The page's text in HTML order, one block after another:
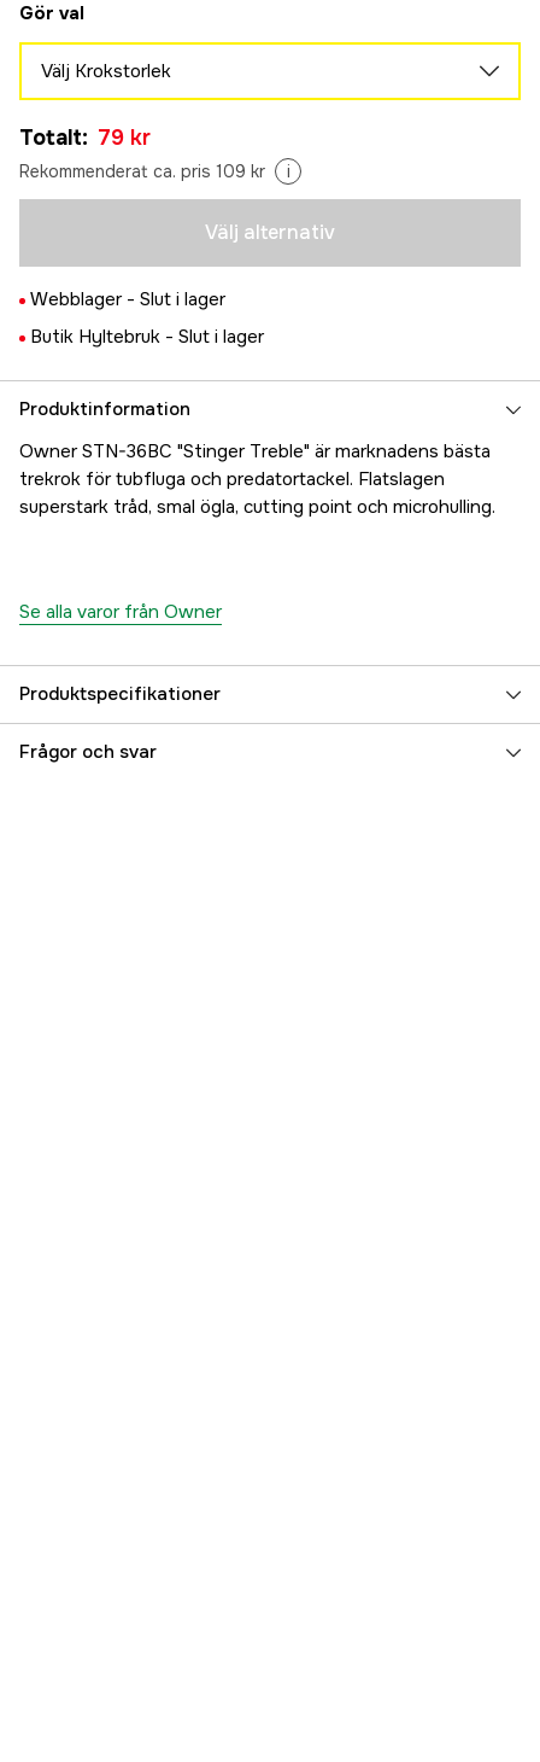
Gör val
Välj Krokstorlek
79 kr
Totalt: 79 kr
Rekommenderat ca. pris 109 kr i
Välj alternativ
Webblager - Slut i lager
Butik Hyltebruk - Slut i lager
Produktinformation
Owner STN-36BC "Stinger Treble" är marknadens bästa
trekrok för tubfluga och predatortackel. Flatslagen
superstark tråd, smal ögla, cutting point och microhulling.
Se alla varor från Owner
Produktspecifikationer
Referensnummer 5000001856
Frågor och svar